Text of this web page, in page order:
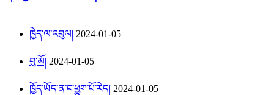
ཁྱེད་ལ་འབུལ། 2024-01-05
བུ་མོ། 2024-01-05
ཁྱོད་ཡོད་ན་ང་ཕྱུག་པོ་རེད། 2024-01-05